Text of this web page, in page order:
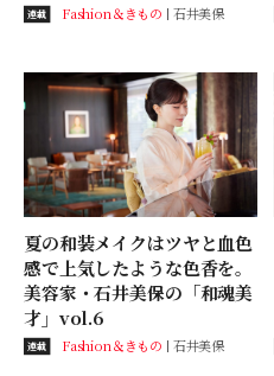
連載 Fashion＆きもの 石井美保
夏の和装メイクはツヤと血色
感で上気したような色香を。
美容家・石井美保の「和魂美
才」vol.6
連載 Fashion＆きもの 石井美保